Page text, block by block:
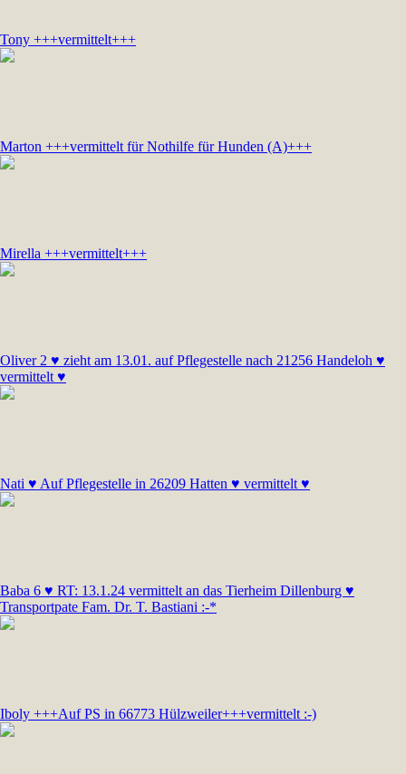
Tony +++vermittelt+++
Marton +++vermittelt für Nothilfe für Hunden (A)+++
Mirella +++vermittelt+++
Oliver 2 ♥ zieht am 13.01. auf Pflegestelle nach 21256 Handeloh ♥
vermittelt ♥
Nati ♥ Auf Pflegestelle in 26209 Hatten ♥ vermittelt ♥
Baba 6 ♥ RT: 13.1.24 vermittelt an das Tierheim Dillenburg ♥
Transportpate Fam. Dr. T. Bastiani :-*
Iboly +++Auf PS in 66773 Hülzweiler+++vermittelt :-)